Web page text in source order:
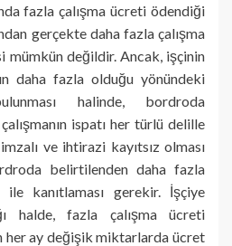
fazla çalışma ücreti ödendiği
gerçekte daha fazla çalışma
mümkün değildir. Ancak, işçinin
daha fazla olduğu yönündeki
halinde, bordroda
ispatı her türlü delille
ve ihtirazi kayıtsız olması
belirtilenden daha fazla
ile kanıtlaması gerekir. İşçiye
halde, fazla ça­lışma ücreti
her ay değişik miktarlarda ücret